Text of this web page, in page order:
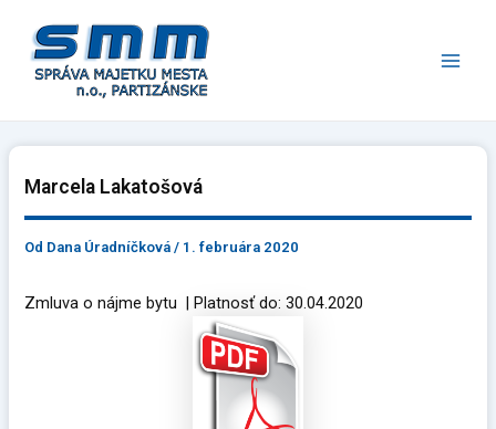
obsah
Marcela Lakatošová
Od Dana Úradníčková/ 1. februára 2020
Zmluva o nájme bytu | Platnosť do: 30.04.2020